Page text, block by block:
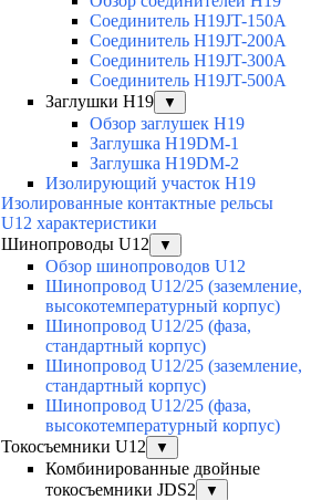
Соединитель H19JT-150A
Соединитель H19JT-200A
Соединитель H19JT-300A
Соединитель H19JT-500A
Заглушки H19
▼
Обзор заглушек H19
Заглушка H19DM-1
Заглушка H19DM-2
Изолирующий участок H19
Изолированные контактные рельсы
U12 характеристики
Шинопроводы U12
▼
Обзор шинопроводов U12
Шинопровод U12/25 (заземление,
высокотемпературный корпус)
Шинопровод U12/25 (фаза,
стандартный корпус)
Шинопровод U12/25 (заземление,
стандартный корпус)
Шинопровод U12/25 (фаза,
высокотемпературный корпус)
Токосъемники U12
▼
Комбинированные двойные
токосъемники JDS2
▼